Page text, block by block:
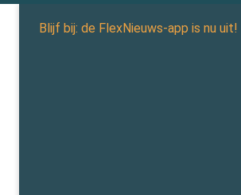
Blijf bij: de FlexNieuws-app is nu uit!